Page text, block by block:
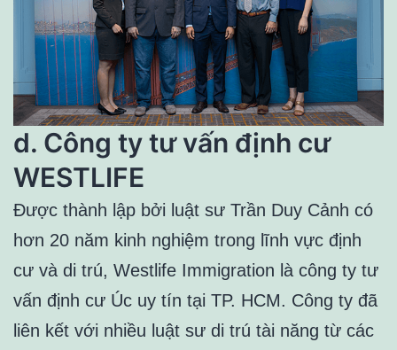
d. Công ty tư vấn định cư
WESTLIFE
Được thành lập bởi luật sư Trần Duy Cảnh có
hơn 20 năm kinh nghiệm trong lĩnh vực định
cư và di trú, Westlife Immigration là công ty tư
vấn định cư Úc uy tín tại TP. HCM. Công ty đã
liên kết với nhiều luật sư di trú tài năng từ các